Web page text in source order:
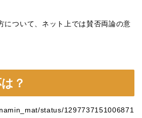
について、ネット上では賛否両論の意
？
status/1297737151006871